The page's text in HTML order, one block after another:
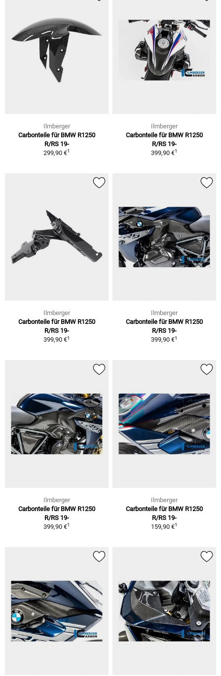
Ilmberger
Carbonteile für BMW R1250
R/RS 19-
299,90 €1
Ilmberger
Carbonteile für BMW R1250
R/RS 19-
399,90 €1
Ilmberger
Carbonteile für BMW R1250
R/RS 19-
399,90 €1
Ilmberger
Carbonteile für BMW R1250
R/RS 19-
399,90 €1
Ilmberger
Carbonteile für BMW R1250
R/RS 19-
399,90 €1
Ilmberger
Carbonteile für BMW R1250
R/RS 19-
159,90 €1